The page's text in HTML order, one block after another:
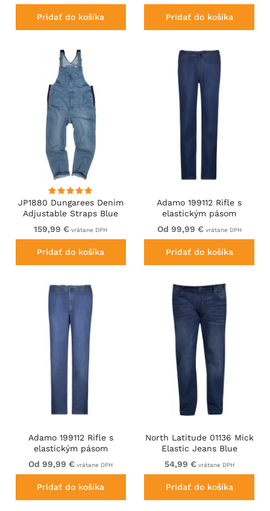
Pridať do košíka Pridať do košíka
JP1880 Dungarees Denim
Adjustable Straps Blue
159,99 € vrátane DPH
Pridať do košíka
Adamo 199112 Rifle s
elastickým pásom
Tmavomodré
Od 99,99 € vrátane DPH
Pridať do košíka
Adamo 199112 Rifle s
elastickým pásom
Stredne modré
Od 99,99 € vrátane DPH
Pridať do košíka
North Latitude 01136 Mick
Elastic Jeans Blue
54,99 € vrátane DPH
Pridať do košíka